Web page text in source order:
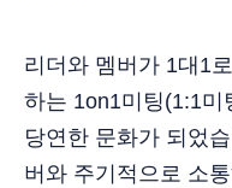
리더와 멤버가 1대1
하는 1on1미팅(1:1미
당연한 문화가 되었
버와 주기적으로 소